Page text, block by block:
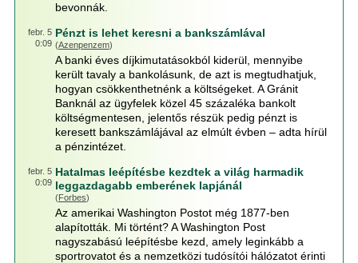
bevonnák.
febr. 5
0:09
Pénzt is lehet keresni a bankszámlával
(Azenpenzem)
A banki éves díjkimutatásokból kiderül, mennyibe
került tavaly a bankolásunk, de azt is megtudhatjuk,
hogyan csökkenthetnénk a költségeket. A Gránit
Banknál az ügyfelek közel 45 százaléka bankolt
költségmentesen, jelentős részük pedig pénzt is
keresett bankszámlájával az elmúlt évben – adta hírül
a pénzintézet.
febr. 5
0:09
Hatalmas leépítésbe kezdtek a világ harmadik
leggazdagabb emberének lapjánál
(Forbes)
Az amerikai Washington Postot még 1877-ben
alapították. Mi történt? A Washington Post
nagyszabású leépítésbe kezd, amely leginkább a
sportrovatot és a nemzetközi tudósítói hálózatot érinti